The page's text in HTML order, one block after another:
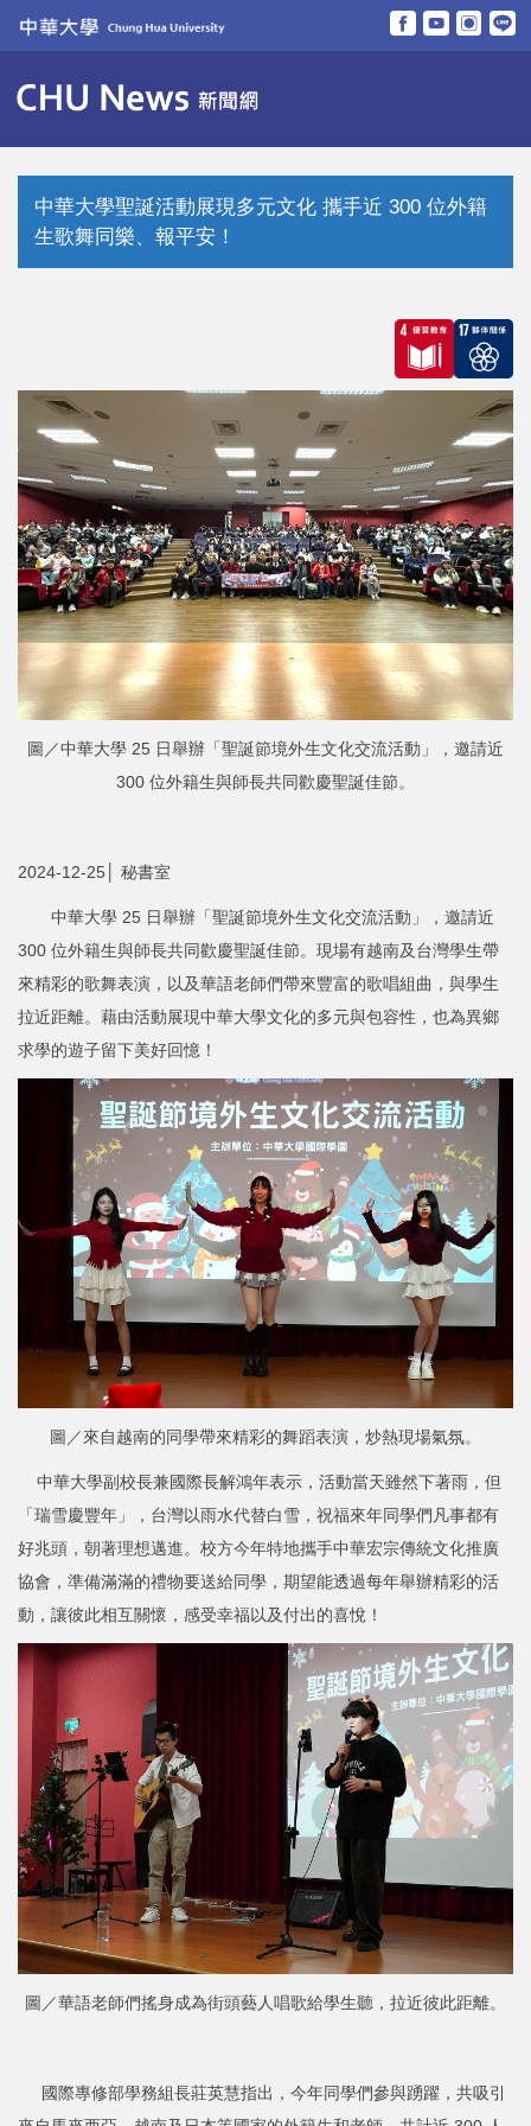
跳
要
內
中華大學聖誕活動展現多元文化 攜手近 300 位外籍
生歌舞同樂、報平安！
圖／中華大學 25 日舉辦「聖誕節境外生文化交流活動」，邀請近
300 位外籍生與師長共同歡慶聖誕佳節。
2024-12-25│ 秘書室
中華大學 25 日舉辦「聖誕節境外生文化交流活動」，邀請近
300 位外籍生與師長共同歡慶聖誕佳節。現場有越南及台灣學生帶
來精彩的歌舞表演，以及華語老師們帶來豐富的歌唱組曲，與學生
拉近距離。藉由活動展現中華大學文化的多元與包容性，也為異鄉
求學的遊子留下美好回憶！
圖／來自越南的同學帶來精彩的舞蹈表演，炒熱現場氣氛。
中華大學副校長兼國際長解鴻年表示，活動當天雖然下著雨，但
「瑞雪慶豐年」，台灣以雨水代替白雪，祝福來年同學們凡事都有
好兆頭，朝著理想邁進。校方今年特地攜手中華宏宗傳統文化推廣
協會，準備滿滿的禮物要送給同學，期望能透過每年舉辦精彩的活
動，讓彼此相互關懷，感受幸福以及付出的喜悅！
圖／華語老師們搖身成為街頭藝人唱歌給學生聽，拉近彼此距離。
國際專修部學務組長莊英慧指出，今年同學們參與踴躍，共吸引